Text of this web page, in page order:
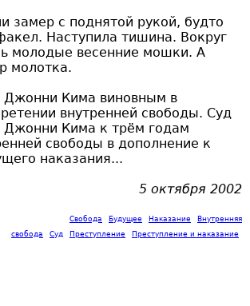
замер с поднятой рукой, будто
Наступила тишина. Вокруг
молодые весенние мошки. А
молотка.
Джонни Кима виновным в
внутренней свободы. Суд
Джонни Кима к трём годам
свободы в дополнение к
наказания...
5 октября 2002
Свобода Будущее Наказание
Внутренняя
свобода
Суд Преступление Преступление и наказание